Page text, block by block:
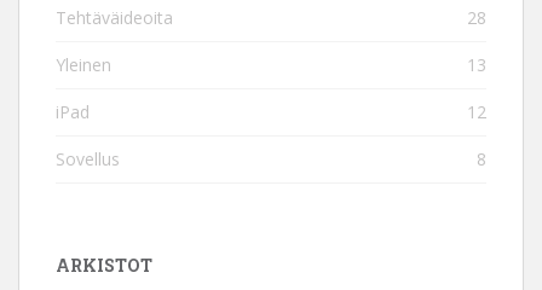
Tehtäväideoita 28
Yleinen 13
iPad 12
Sovellus 8
ARKISTOT